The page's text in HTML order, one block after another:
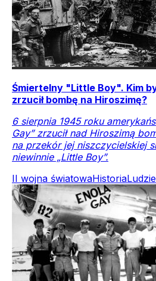
Śmiertelny "Little Boy". Kim
zrzucił bombę na Hiroszimę?
6 sierpnia 1945 roku
Gay” zrzucił nad Hiroszimą
na przekór jej niszczycielskiej
niewinnie „Little Boy”.
II wojna światowaHistoriaLudzie